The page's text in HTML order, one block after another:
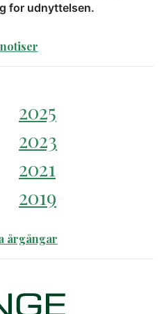
for udnyttelsen.
2025
2023
2021
2019
årgångar